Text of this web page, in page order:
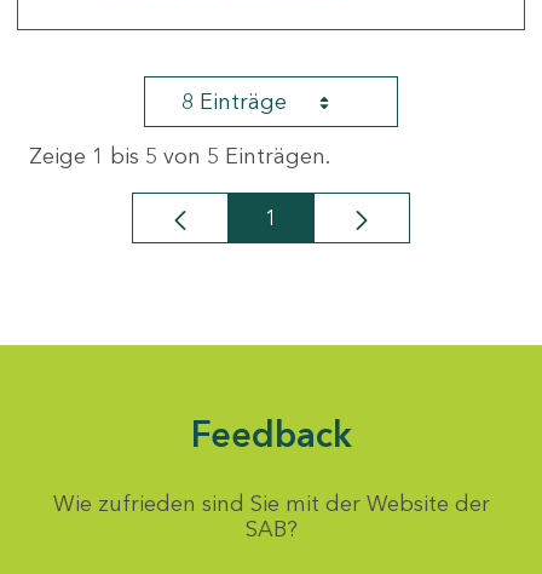
8 Einträge
Zeige 1 bis 5 von 5 Einträgen.
Seite
1
Feedback
Wie zufrieden sind Sie mit der Website der
SAB?